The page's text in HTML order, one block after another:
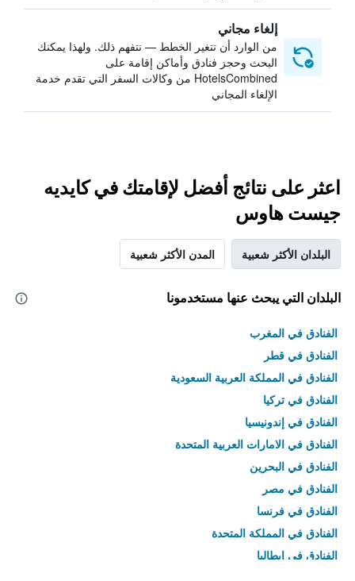
إلغاء مجاني
من الوارد أن تتغير الخطط — نتفهم ذلك. ولهذا يمكنك
البحث وحجز فنادق وأماكن إقامة على
HotelsCombined من وكالات السفر التي تقدم خدمة
الإلغاء المجاني
اعثر على نتائج أفضل لإقامتك في كايديه
جيست هاوس
البلدان الأكثر شعبية المدن الأكثر شعبية
البلدان التي يبحث عنها مستخدمونا
الفنادق في المغرب
الفنادق في قطر
الفنادق في المملكة العربية السعودية
الفنادق في تركيا
الفنادق في إندونيسيا
الفنادق في الامارات العربية المتحدة
الفنادق في البحرين
الفنادق في مصر
الفنادق في فرنسا
الفنادق في المملكة المتحدة
الفنادق في إيطاليا